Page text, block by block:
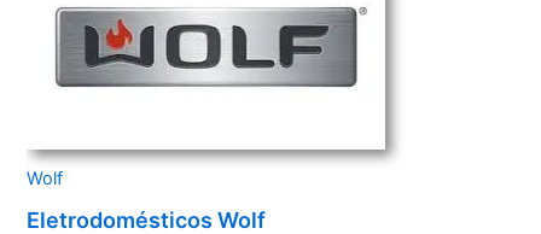
Wolf
Eletrodomésticos Wolf